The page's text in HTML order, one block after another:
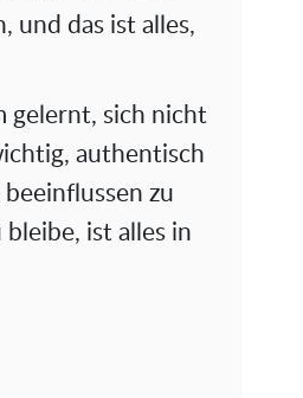
und das ist alles,
gelernt, sich nicht
authentisch
zu
bleibe, ist alles in